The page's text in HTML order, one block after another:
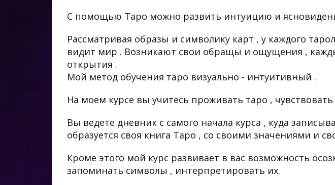
С помощью Таро можно развить интуицию и
Рассматривая образы и символику карт , у каждого
видит мир . Возникают свои обращы и ощущения ,
открытия .
Мой метод обучения таро визуально - интуитивный .
На моем курсе вы учитесь проживать таро ,
Вы ведете дневник с самого начала курса , куда
образуется своя книга Таро , со своими значениями и
Кроме этого мой курс развивает в вас возможность
запоминать символы , интерпретировать их.